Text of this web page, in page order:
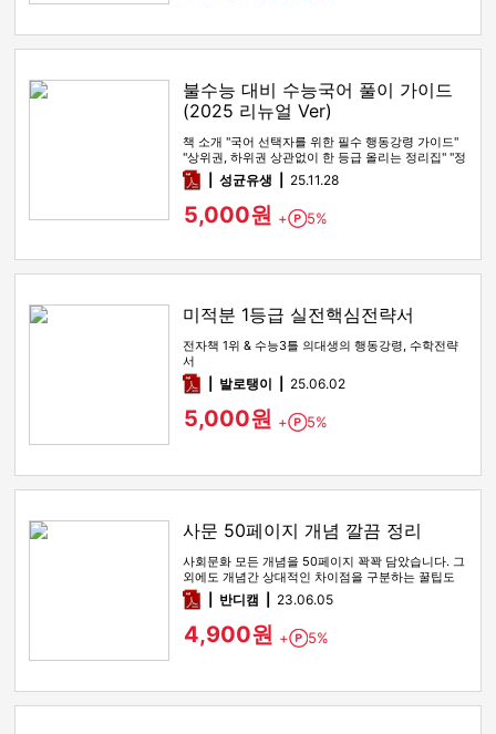
불수능 대비 수능국어 풀이 가이드
(2025 리뉴얼 Ver)
책 소개 "국어 선택자를 위한 필수 행동강령 가이드"
"상위권, 하위권 상관없이 한 등급 올리는 정리집" "정
시파이터 적극 …
pdf성균유생 25.11.28
5,000원 + Point
5%
미적분 1등급 실전핵심전략서
전자책 1위 & 수능3틀 의대생의 행동강령, 수학전략
서
pdf발로탱이 25.06.02
5,000원 + Point
5%
사문 50페이지 개념 깔끔 정리
사회문화 모든 개념을 50페이지 꽉꽉 담았습니다. 그
외에도 개념간 상대적인 차이점을 구분하는 꿀팁도
함께 있습니다
pdf반디캠 23.06.05
4,900원 + Point
5%